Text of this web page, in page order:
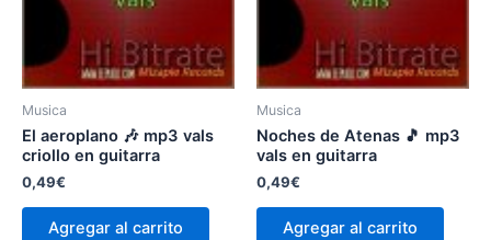
Musica
El aeroplano 🎶 mp3 vals
criollo en guitarra
0,49€
Agregar al carrito
Musica
Noches de Atenas 🎵 mp3
vals en guitarra
0,49€
Agregar al carrito